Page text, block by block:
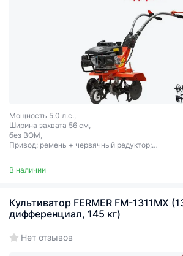
Мощность 5.0 л.с.,
Ширина захвата 56 см,
без ВОМ,
Привод: ремень + червячный редуктор;
Передачи: 1 вперёд.
В наличии
Культиватор FERMER FM-1311MX
дифференциал, 145 кг)
Нет отзывов